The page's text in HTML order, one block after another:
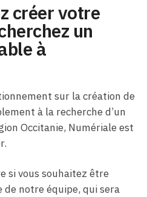
créer votre
un
à
sur la création de
à la recherche d’un
Occitanie, Numériale est
si vous souhaitez être
notre équipe, qui sera